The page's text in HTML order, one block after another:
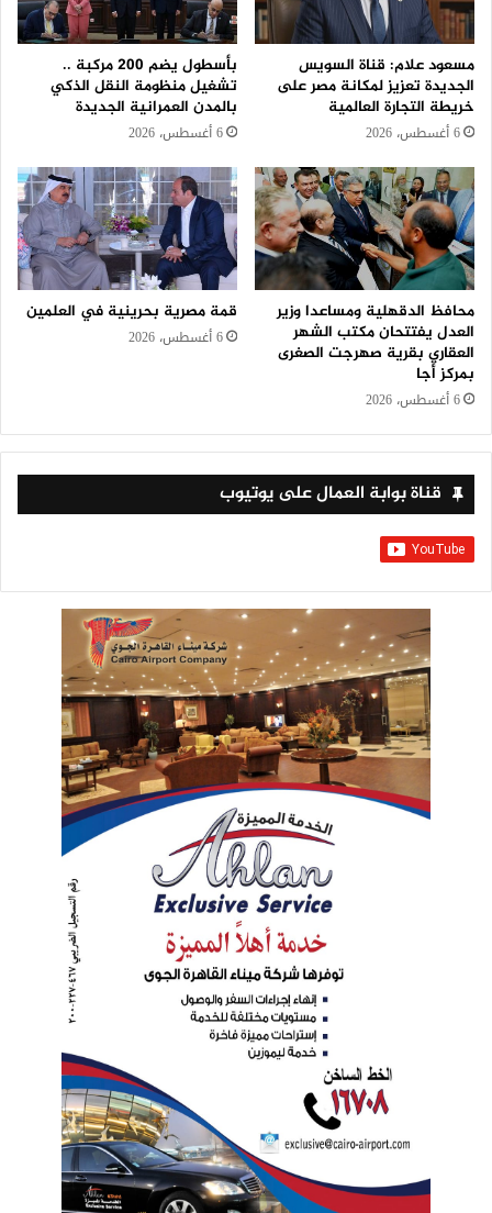
مسعود علام: قناة السويس
الجديدة تعزيز لمكانة مصر على
خريطة التجارة العالمية
6 أغسطس، 2026
بأسطول يضم 200 مركبة ..
تشغيل منظومة النقل الذكي
بالمدن العمرانية الجديدة
6 أغسطس، 2026
محافظ الدقهلية ومساعدا وزير
العدل يفتتحان مكتب الشهر
العقاري بقرية صهرجت الصغرى
بمركز أجا
6 أغسطس، 2026
قمة مصرية بحرينية في العلمين
6 أغسطس، 2026
قناة بوابة العمال على يوتيوب